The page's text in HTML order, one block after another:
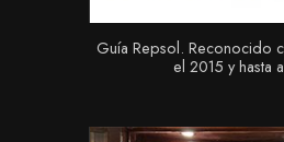
Guía Repsol. Reconocido
el 2015 y hasta